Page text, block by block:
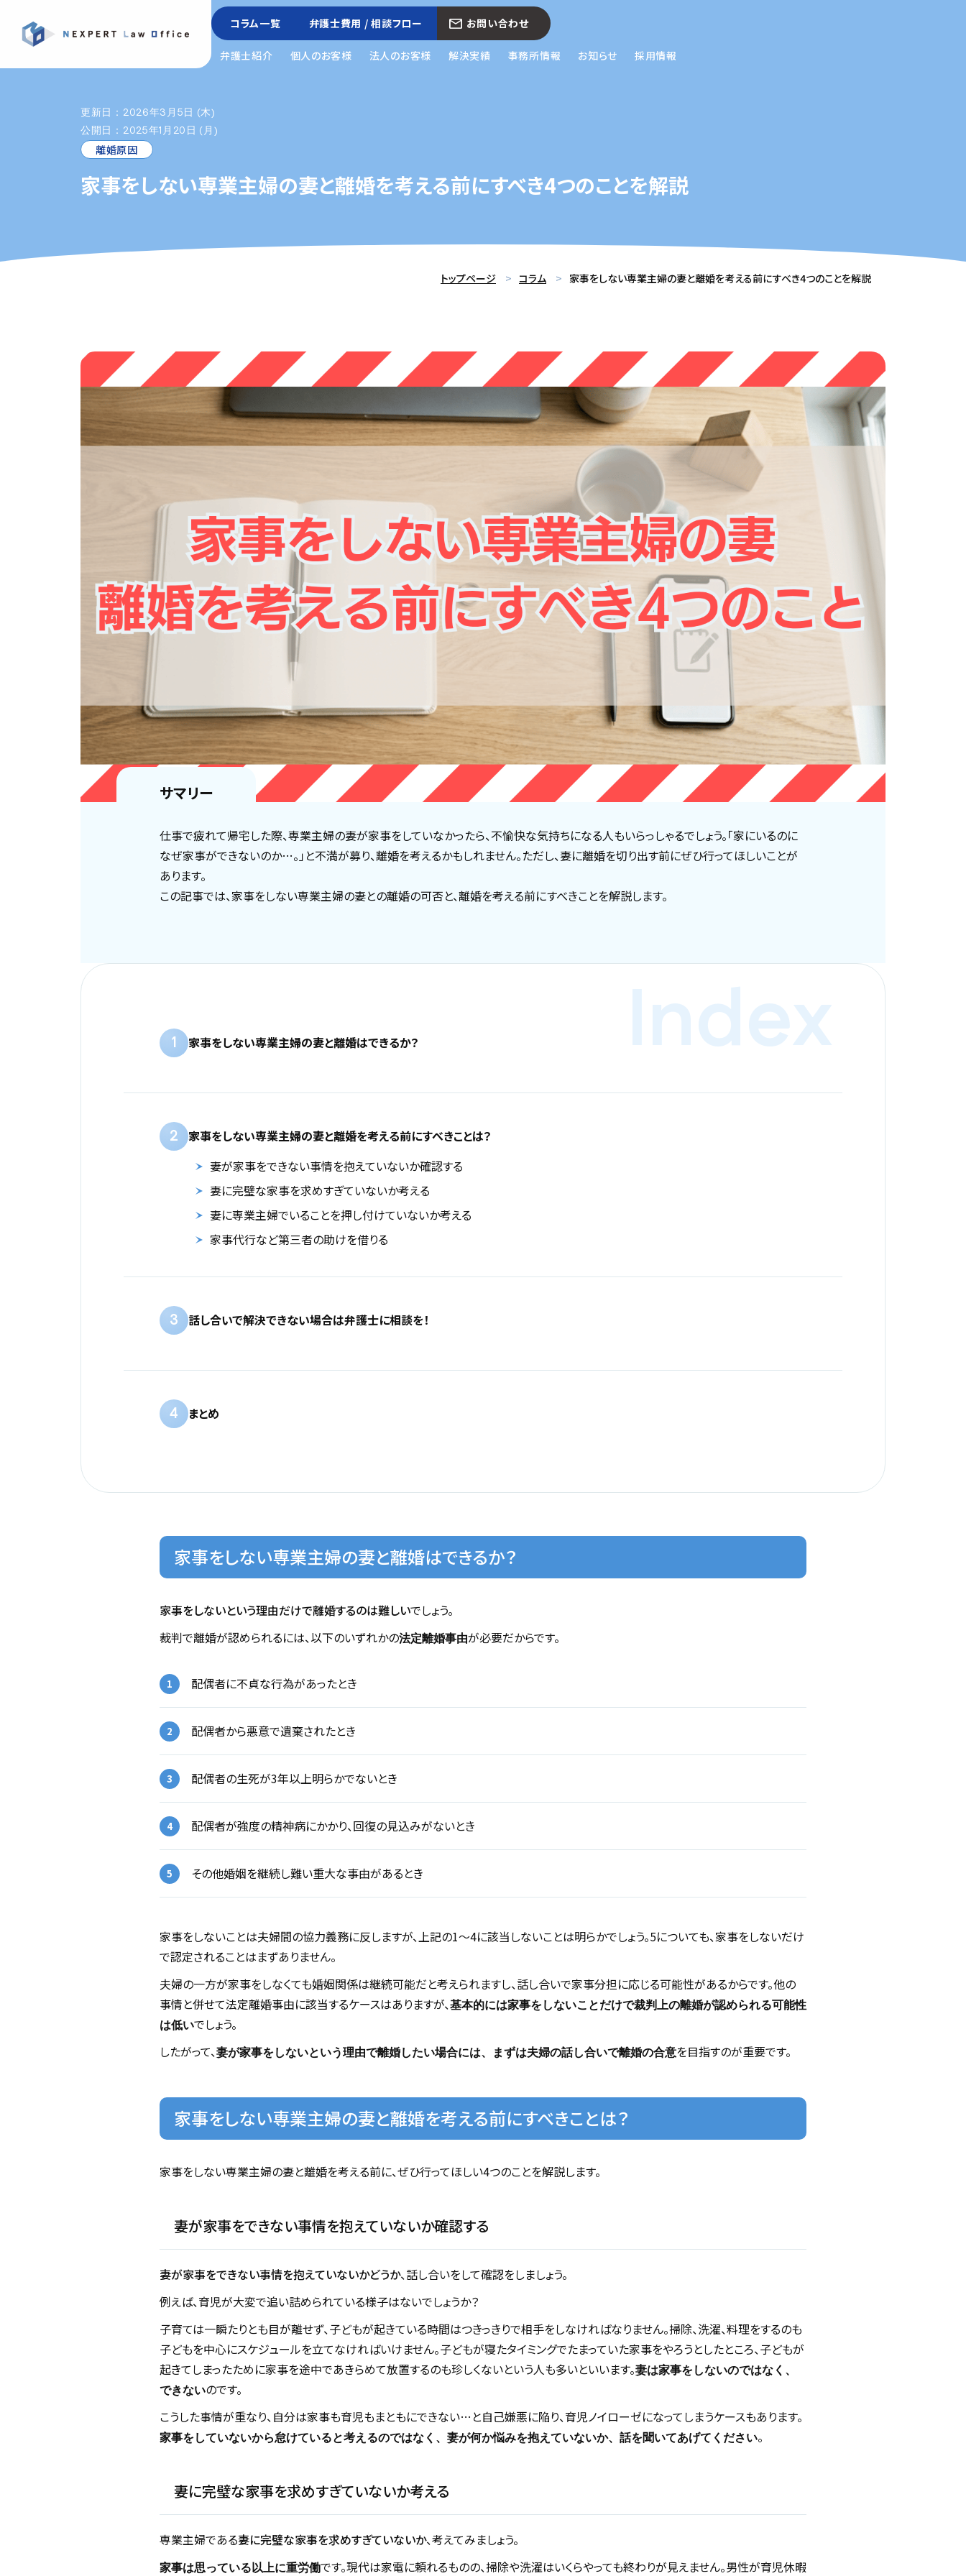
コラム一覧 弁護士費用 / 相談フロー お問い合わせ
弁護士紹介 個人のお客様 法人のお客様 解決実績 事務所情報 お知らせ 採用情報
更新日：2026年3月5日 (木)
公開日：2025年1月20日 (月)
離婚原因
家事をしない専業主婦の妻と離婚を考える前にすべき4つのことを解説
トップページ コラム 家事をしない専業主婦の妻と離婚を考える前にすべき4つのことを解説
サマリー
仕事で疲れて帰宅した際、専業主婦の妻が家事をしていなかったら、不愉快な気持ちになる人もいらっしゃるでしょう。「家にいるのに
なぜ家事ができないのか…。」と不満が募り、離婚を考えるかもしれません。ただし、妻に離婚を切り出す前にぜひ行ってほしいことが
あります。
この記事では、家事をしない専業主婦の妻との離婚の可否と、離婚を考える前にすべきことを解説します。
1 家事をしない専業主婦の妻と離婚はできるか？
2
家事をしない専業主婦の妻と離婚を考える前にすべきことは？
妻が家事をできない事情を抱えていないか確認する
妻に完璧な家事を求めすぎていないか考える
妻に専業主婦でいることを押し付けていないか考える
家事代行など第三者の助けを借りる
3 話し合いで解決できない場合は弁護士に相談を！
4 まとめ
家事をしない専業主婦の妻と離婚はできるか？
家事をしないという理由だけで離婚するのは難しいでしょう。
裁判で離婚が認められるには、以下のいずれかの法定離婚事由が必要だからです。
配偶者に不貞な行為があったとき
配偶者から悪意で遺棄されたとき
配偶者の生死が3年以上明らかでないとき
配偶者が強度の精神病にかかり、回復の見込みがないとき
その他婚姻を継続し難い重大な事由があるとき
家事をしないことは夫婦間の協力義務に反しますが、上記の1〜4に該当しないことは明らかでしょう。5についても、家事をしないだけ
で認定されることはまずありません。
夫婦の一方が家事をしなくても婚姻関係は継続可能だと考えられますし、話し合いで家事分担に応じる可能性があるからです。他の
事情と併せて法定離婚事由に該当するケースはありますが、基本的には家事をしないことだけで裁判上の離婚が認められる可能性
は低いでしょう。
したがって、妻が家事をしないという理由で離婚したい場合には、まずは夫婦の話し合いで離婚の合意を目指すのが重要です。
家事をしない専業主婦の妻と離婚を考える前にすべきことは？
家事をしない専業主婦の妻と離婚を考える前に、ぜひ行ってほしい4つのことを解説します。
妻が家事をできない事情を抱えていないか確認する
妻が家事をできない事情を抱えていないかどうか、話し合いをして確認をしましょう。
例えば、育児が大変で追い詰められている様子はないでしょうか？
子育ては一瞬たりとも目が離せず、子どもが起きている時間はつきっきりで相手をしなければなりません。掃除、洗濯、料理をするのも
子どもを中心にスケジュールを立てなければいけません。子どもが寝たタイミングでたまっていた家事をやろうとしたところ、子どもが
起きてしまったために家事を途中であきらめて放置するのも珍しくないという人も多いといいます。妻は家事をしないのではなく、
できないのです。
こうした事情が重なり、自分は家事も育児もまともにできない…と自己嫌悪に陥り、育児ノイローゼになってしまうケースもあります。
家事をしていないから怠けていると考えるのではなく、妻が何か悩みを抱えていないか、話を聞いてあげてください。
妻に完璧な家事を求めすぎていないか考える
専業主婦である妻に完璧な家事を求めすぎていないか、考えてみましょう。
家事は思っている以上に重労働です。現代は家電に頼れるものの、掃除や洗濯はいくらやっても終わりが見えません。男性が育児休暇